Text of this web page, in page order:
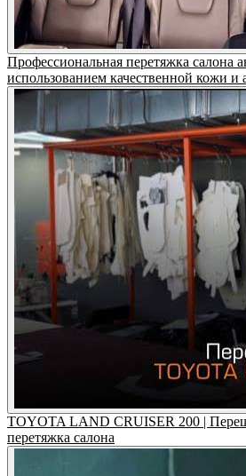
Профессиональная перетяжка салона
использованием качественной кожи и
TOYOTA LAND CRUISER 200 |
перетяжка салона